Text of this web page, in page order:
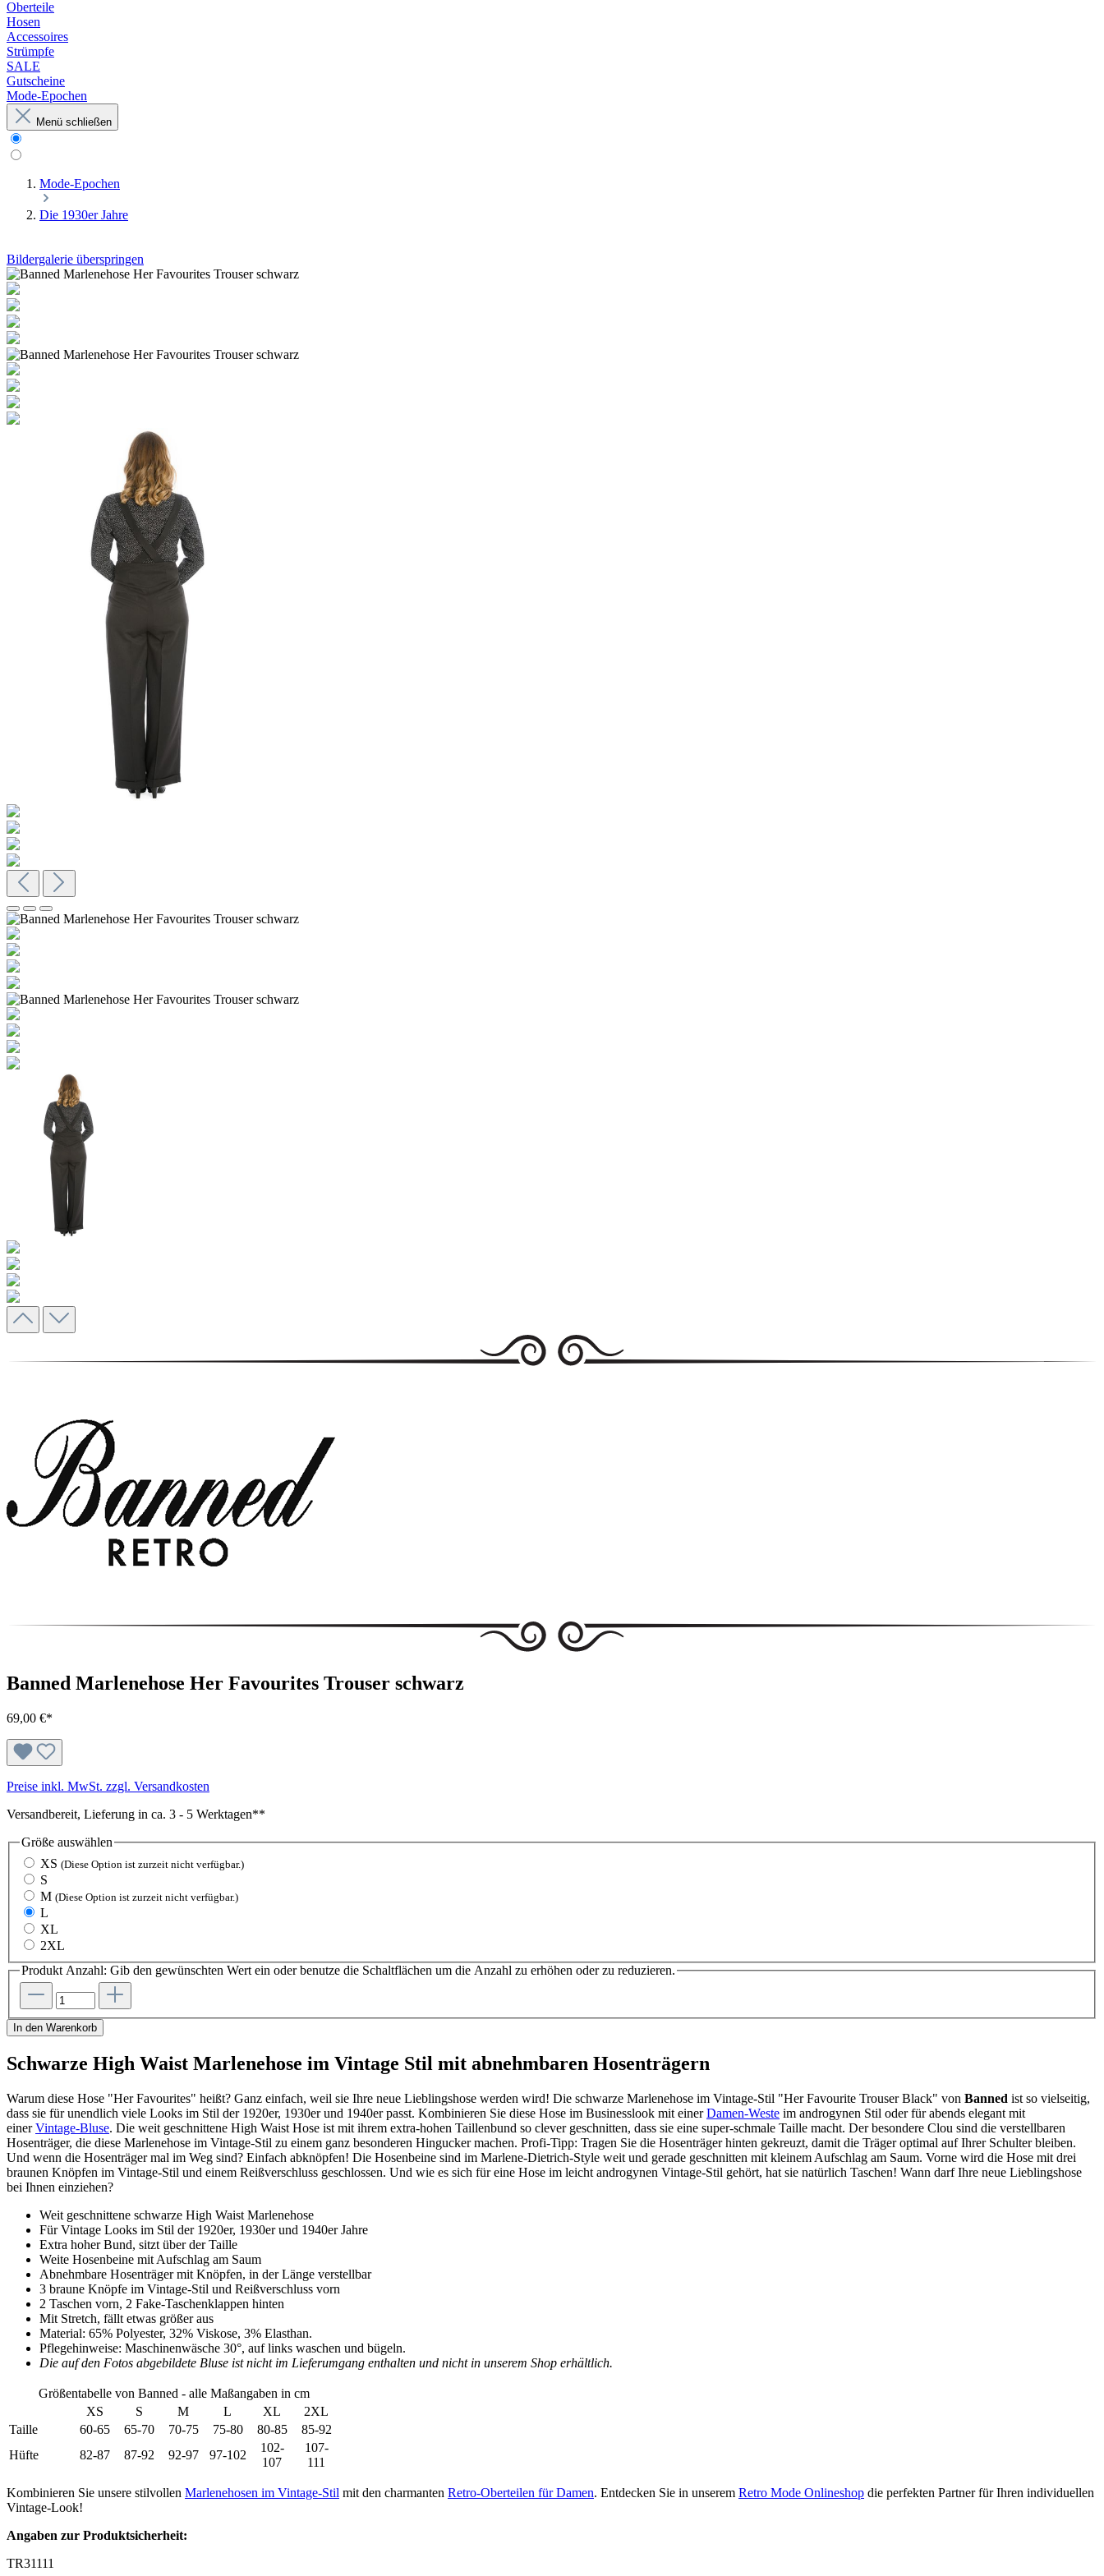
Oberteile
Hosen
Accessoires
Strümpfe
SALE
Gutscheine
Mode-Epochen
Menü schließen
Mode-Epochen
Die 1930er Jahre
Bildergalerie überspringen
Banned Marlenehose Her Favourites Trouser schwarz
69,00 €*
Preise inkl. MwSt. zzgl. Versandkosten
Versandbereit, Lieferung in ca. 3 - 5 Werktagen**
Größe auswählen
XS (Diese Option ist zurzeit nicht verfügbar.)
S
M (Diese Option ist zurzeit nicht verfügbar.)
L
XL
2XL
Produkt Anzahl: Gib den gewünschten Wert ein oder benutze die Schaltflächen um die Anzahl zu erhöhen oder zu reduzieren.
In den Warenkorb
Schwarze High Waist Marlenehose im Vintage Stil mit abnehmbaren Hosenträgern
Warum diese Hose "Her Favourites" heißt? Ganz einfach, weil sie Ihre neue Lieblingshose werden wird! Die schwarze Marlenehose im Vintage-Stil "Her Favourite Trouser Black" von Banned ist so vielseitig,
dass sie für unendlich viele Looks im Stil der 1920er, 1930er und 1940er passt. Kombinieren Sie diese Hose im Businesslook mit einerDamen-Weste im androgynen Stil oder für abends elegant mit
einerVintage-Bluse. Die weit geschnittene High Waist Hose ist mit ihrem extra-hohen Taillenbund so clever geschnitten, dass sie eine super-schmale Taille macht. Der besondere Clou sind die verstellbaren
Hosenträger, die diese Marlenehose im Vintage-Stil zu einem ganz besonderen Hingucker machen. Profi-Tipp: Tragen Sie die Hosenträger hinten gekreuzt, damit die Träger optimal auf Ihrer Schulter bleiben.
Und wenn die Hosenträger mal im Weg sind? Einfach abknöpfen! Die Hosenbeine sind im Marlene-Dietrich-Style weit und gerade geschnitten mit kleinem Aufschlag am Saum. Vorne wird die Hose mit drei
braunen Knöpfen im Vintage-Stil und einem Reißverschluss geschlossen. Und wie es sich für eine Hose im leicht androgynen Vintage-Stil gehört, hat sie natürlich Taschen! Wann darf Ihre neue Lieblingshose
bei Ihnen einziehen?
Weit geschnittene schwarze High Waist Marlenehose
Für Vintage Looks im Stil der 1920er, 1930er und 1940er Jahre
Extra hoher Bund, sitzt über der Taille
Weite Hosenbeine mit Aufschlag am Saum
Abnehmbare Hosenträger mit Knöpfen, in der Länge verstellbar
3 braune Knöpfe im Vintage-Stil und Reißverschluss vorn
2 Taschen vorn, 2 Fake-Taschenklappen hinten
Mit Stretch, fällt etwas größer aus
Material: 65% Polyester, 32% Viskose, 3% Elasthan.
Pflegehinweise: Maschinenwäsche 30°, auf links waschen und bügeln.
Die auf den Fotos abgebildete Bluse ist nicht im Lieferumgang enthalten und nicht in unserem Shop erhältlich.
Größentabelle von Banned - alle Maßangaben in cm
XS
S M L XL
2XL
Taille
60-65 65-70 70-75 75-80 80-85
85-92
Hüfte
82-87 87-92 92-97 97-102
102-
107
107-
111
Kombinieren Sie unsere stilvollen Marlenehosen im Vintage-Stil mit den charmanten Retro-Oberteilen für Damen. Entdecken Sie in unserem Retro Mode Onlineshop die perfekten Partner für Ihren individuellen
Vintage-Look!
Angaben zur Produktsicherheit:
TR31111